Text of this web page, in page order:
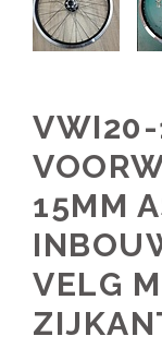
VWI20-
15MM
VELG